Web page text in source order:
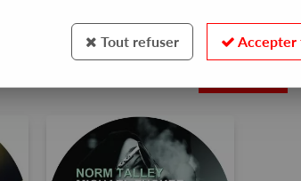
Tout refuser Accepter